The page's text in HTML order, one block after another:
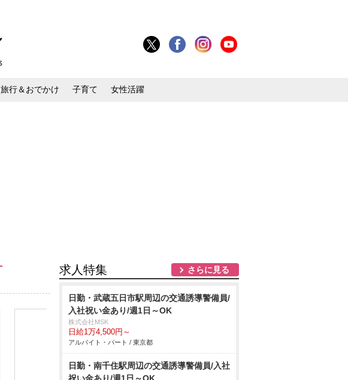
旅行＆おでかけ 子育て 女性活躍
求人特集 さらに見る
日勤・武蔵五日市駅周辺の交通誘導警備員/
入社祝い金あり/週1日～OK
株式会社MSK
日給1万4,500円～
アルバイト・パート / 東京都
日勤・南千住駅周辺の交通誘導警備員/入社